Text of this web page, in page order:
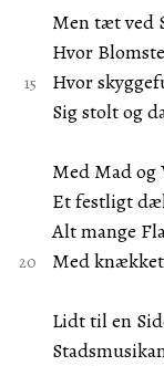
Men tæt ved
Hvor
Hvor
Sig stolt og
Med Mad og
Et festligt
Alt mange
Med
Lidt til en